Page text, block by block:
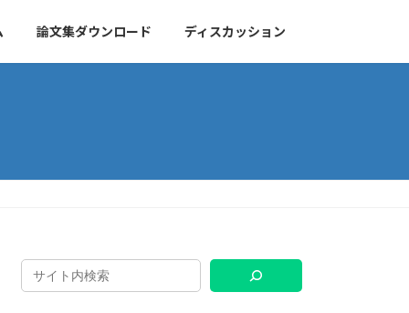
論文集ダウンロード ディスカッション